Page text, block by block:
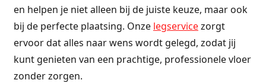
en helpen je niet alleen bij de juiste keuze, maar ook
bij de perfecte plaatsing. Onze legservicezorgt
ervoor dat alles naar wens wordt gelegd, zodat jij
kunt genieten van een prachtige, professionele vloer
zonder zorgen.